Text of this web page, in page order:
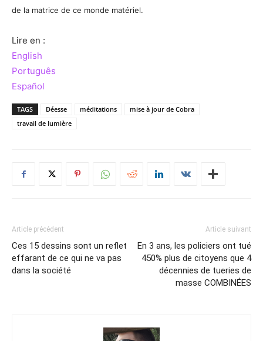
de la matrice de ce monde matériel.
Lire en :
English
Português
Español
TAGS Déesse méditations
mise à jour de Cobra
travail de lumière
Article précédent
Ces 15 dessins sont un reflet
effarant de ce qui ne va pas
dans la société
Article suivant
En 3 ans, les policiers ont tué
450% plus de citoyens que 4
décennies de tueries de
masse COMBINÉES